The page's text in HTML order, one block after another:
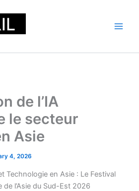
de l’IA
le secteur
Asie
4, 2026
Technologie en Asie : Le Festival
de l’Asie du Sud-Est 2026